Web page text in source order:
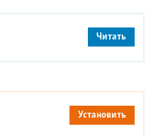
Читать
Установить